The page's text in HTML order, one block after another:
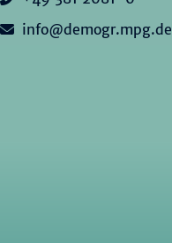
info@demogr.mpg.de